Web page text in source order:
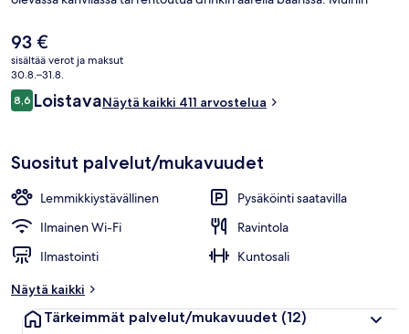
arvostavat suuresti majoituspaikan avuliasta henkilökuntaa.
Nykyinen
hinta
on
93 €
93 €
sisältää verot ja maksut
30.8.–31.8.
Arvostelut
8,68,6 kautta 10.
LoistavaNäytä kaikki 411 arvostelua
Suositut palvelut/mukavuudet
Lemmikkiystävällinen
Pysäköinti saatavilla
Ilmainen Wi-Fi
Ravintola
Ilmastointi
Kuntosali
Näytä kaikki
Tärkeimmät palvelut/mukavuudet (12)